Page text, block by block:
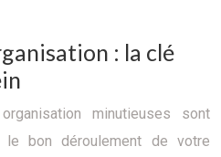
: la clé
minutieuses sont
le bon déroulement de votre